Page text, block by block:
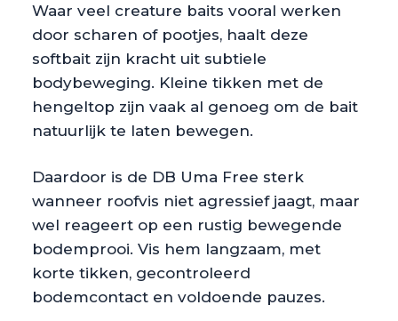
Waar veel creature baits vooral werken
door scharen of pootjes, haalt deze
softbait zijn kracht uit subtiele
bodybeweging. Kleine tikken met de
hengeltop zijn vaak al genoeg om de bait
natuurlijk te laten bewegen.
Daardoor is de DB Uma Free sterk
wanneer roofvis niet agressief jaagt, maar
wel reageert op een rustig bewegende
bodemprooi. Vis hem langzaam, met
korte tikken, gecontroleerd
bodemcontact en voldoende pauzes.